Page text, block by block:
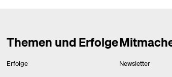
Themen und Erfolge
Erfolge Newsletter